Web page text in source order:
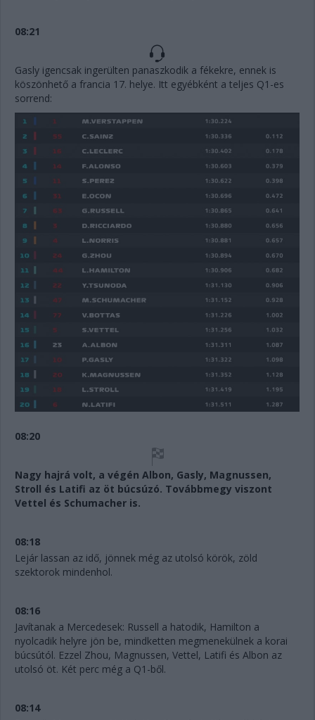
08:21
Gasly igencsak ingerülten panaszkodik a fékekre, ennek is
köszönhető a francia 17. helye. Itt egyébként a teljes Q1-es
sorrend:
08:20
Nagy hajrá volt, a végén Albon, Gasly, Magnussen,
Stroll és Latifi az öt búcsúzó. Továbbmegy viszont
Vettel és Schumacher is.
08:18
Lejár lassan az idő, jönnek még az utolsó körök, zöld
szektorok mindenhol.
08:16
Javítanak a Mercedesek: Russell a hatodik, Hamilton a
nyolcadik helyre jön be, mindketten megmenekülnek a korai
búcsútól. Ezzel Zhou, Magnussen, Vettel, Latifi és Albon az
utolsó öt. Két perc még a Q1-ből.
08:14